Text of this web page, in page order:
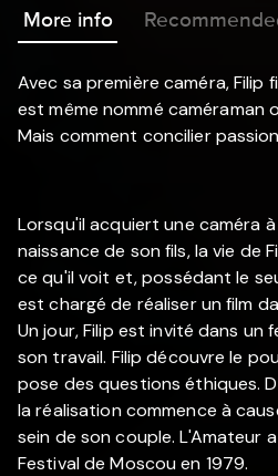
More info
Avec sa première caméra, Filip
est même nommé caméraman
Mais comment concilier
Lorsqu'il acquiert une caméra
naissance de son fils, la vie de
ce qu'il voit et, possédant le
est chargé de réaliser un film
Un jour, Filip est invité dans
son travail. Filip découvre le
pose des questions éthiques.
la réalisation commence à
sein de son couple. L'Amateur
Festival de Moscou en 1979.